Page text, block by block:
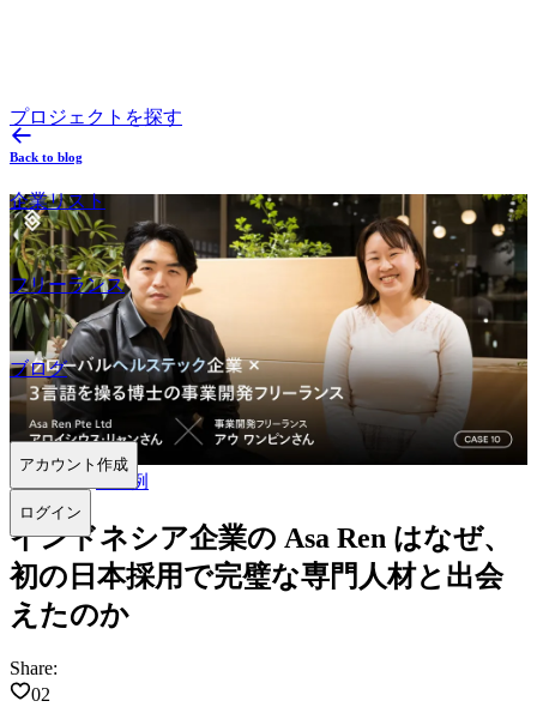
プロジェクトを探す
企業リスト
フリーランス
ブログ
アカウント作成
ログイン
Back to blog
2024.03.28 事例
インドネシア企業の Asa Ren はなぜ、
初の日本採用で完璧な専門人材と出会
えたのか
Share:
02